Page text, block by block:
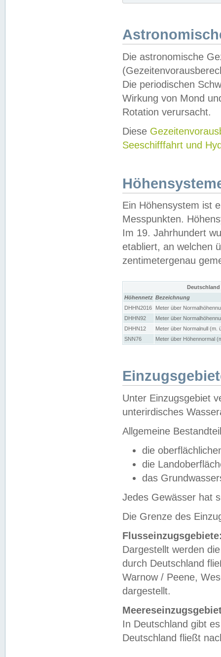
Die astronomische
Die periodischen
Wirkung von Mond
Rotation verursacht.
Diese
Seeschifffahrt und
Ein Höhensystem ist
Messpunkten.
Im 19. Jahrhundert
etabliert, an welchen
zentimetergenau
Höhennetz Bezeichnung
DHHN2016
Meter über
DHHN92
Meter über
DHHN12
Meter über Normalnull (m.
SNN76
Meter über Höhennormal
Unter Einzugsgebiet
unterirdisches
Allgemeine
die
die
das
Jedes Gewässer hat
Die Grenze des
Dargestellt werden
durch Deutschland
Warnow / Peene,
dargestellt.
In Deutschland gibt
Deutschland fließt